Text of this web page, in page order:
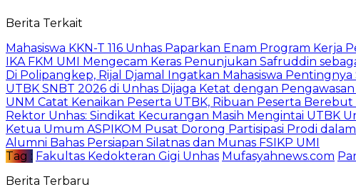
Berita Terkait
Mahasiswa KKN-T 116 Unhas Paparkan Enam Program
IKA FKM UMI Mengecam Keras Penunjukan Safruddin
Di Polipangkep, Rijal Djamal Ingatkan Mahasiswa Pentingnya
UTBK SNBT 2026 di Unhas Dijaga Ketat dengan
UNM Catat Kenaikan Peserta UTBK, Ribuan Peserta
Rektor Unhas: Sindikat Kecurangan Masih Mengintai UTBK
Ketua Umum ASPIKOM Pusat Dorong Partisipasi Prodi
Alumni Bahas Persiapan Silatnas dan Munas FSIKP UMI
Tag : Fakultas Kedokteran Gigi Unhas Mufasyahnews.com
Berita Terbaru